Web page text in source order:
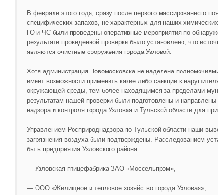
В феврале этого года, сразу после первого массированного
специфических запахов, не характерных для наших
ГО и ЧС были проведены оперативные мероприятия по
результате проведенной проверки было установлено, что
являются очистные сооружения города Узловой.
Хотя администрация Новомосковска не наделена
имеет возможности применить какие либо санкции к
окружающей среды, тем более находящимся за пределами
результатам нашей проверки были подготовлены и
надзора и контроля города Узловая и Тульской области для
Управлением Росприроднадзора по Тульской области наши
загрязнения воздуха были подтверждены. Расследованием
быть предприятия Узловского района:
— Узловская птицефабрика ЗАО «Моссельпром»,
— ООО «Жилищное и тепловое хозяйство города Узловая»,